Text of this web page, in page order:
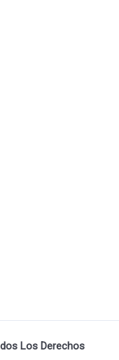
Los Derechos